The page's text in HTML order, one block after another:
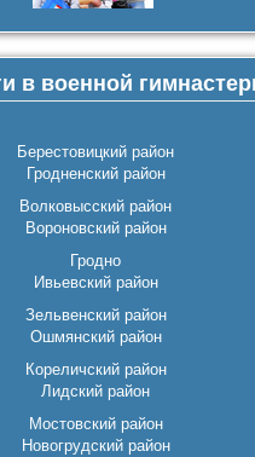
в военной
Берестовицкий район
Гродненский район
Волковысский район
Вороновский район
Гродно
Ивьевский район
Зельвенский район
Ошмянский район
Кореличский район
Лидский район
Мостовский район
Новогрудский район